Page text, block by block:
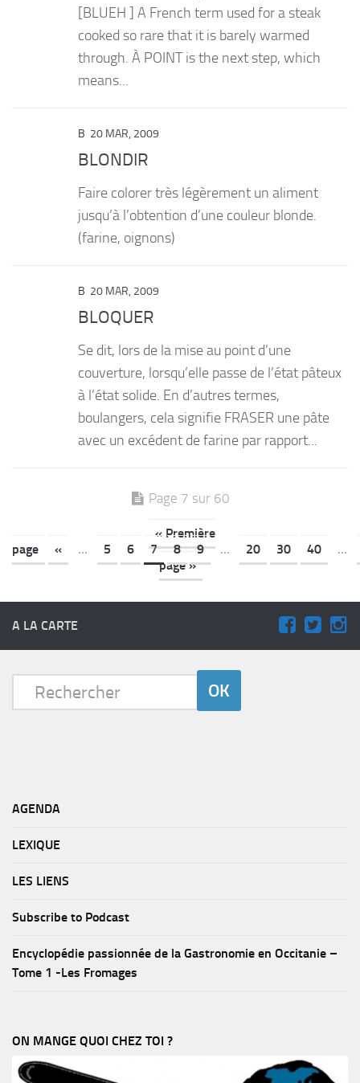
[BLUEH ] A French term used for a steak
cooked so rare that it is barely warmed
through. À POINT is the next step, which
means...
B 20 MAR, 2009
BLONDIR
Faire colorer très légèrement un aliment
jusqu’à l’obtention d’une couleur blonde.
(farine, oignons)
B 20 MAR, 2009
BLOQUER
Se dit, lors de la mise au point d’une
couverture, lorsqu’elle passe de l’état pâteux
à l’état solide. En d’autres termes,
boulangers, cela signifie FRASER une pâte
avec un excédent de farine par rapport...
Page 7 sur 60
« Première
page
« ... 5 6 7 8 9 ... 20 30 40
...
page »
A LA CARTE
AGENDA
LEXIQUE
LES LIENS
Subscribe to Podcast
Encyclopédie passionnée de la Gastronomie en Occitanie –
Tome 1 -Les Fromages
ON MANGE QUOI CHEZ TOI ?